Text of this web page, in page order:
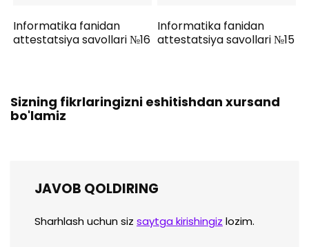
Informatika fanidan
attestatsiya savollari №16
Informatika fanidan
attestatsiya savollari №15
Sizning fikrlaringizni eshitishdan xursand
bo'lamiz
JAVOB QOLDIRING
Sharhlash uchun siz saytga kirishingiz lozim.